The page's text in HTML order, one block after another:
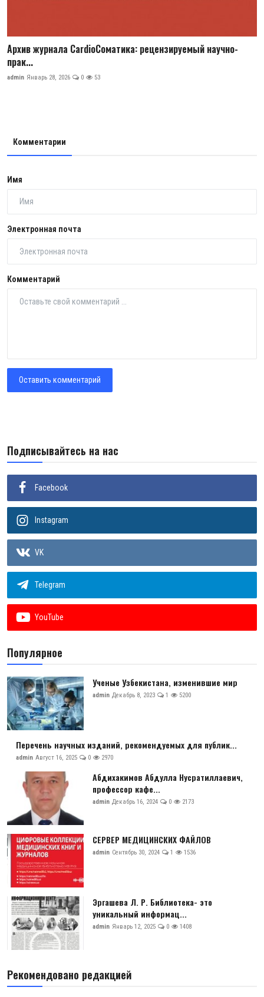
Архив журнала CardioСоматика: рецензируемый научно-
прак...
admin Январь 28, 2026 0 53
Комментарии
Имя
Электронная почта
Комментарий
Оставить комментарий
Подписывайтесь на нас
Facebook
Instagram
VK
Telegram
YouTube
Популярное
Ученые Узбекистана, изменившие мир
admin Декабрь 8, 2023 1 5200
Перечень научных изданий, рекомендуемых для публик...
admin Август 16, 2025 0 2970
Абдихакимов Абдулла Нусратиллаевич,
профессор кафе...
admin Декабрь 16, 2024 0 2173
СЕРВЕР МЕДИЦИНСКИХ ФАЙЛОВ
admin Сентябрь 30, 2024 1 1536
Эргашева Л. Р. Библиотека- это
уникальный информац...
admin Январь 12, 2025 0 1408
Рекомендовано редакцией